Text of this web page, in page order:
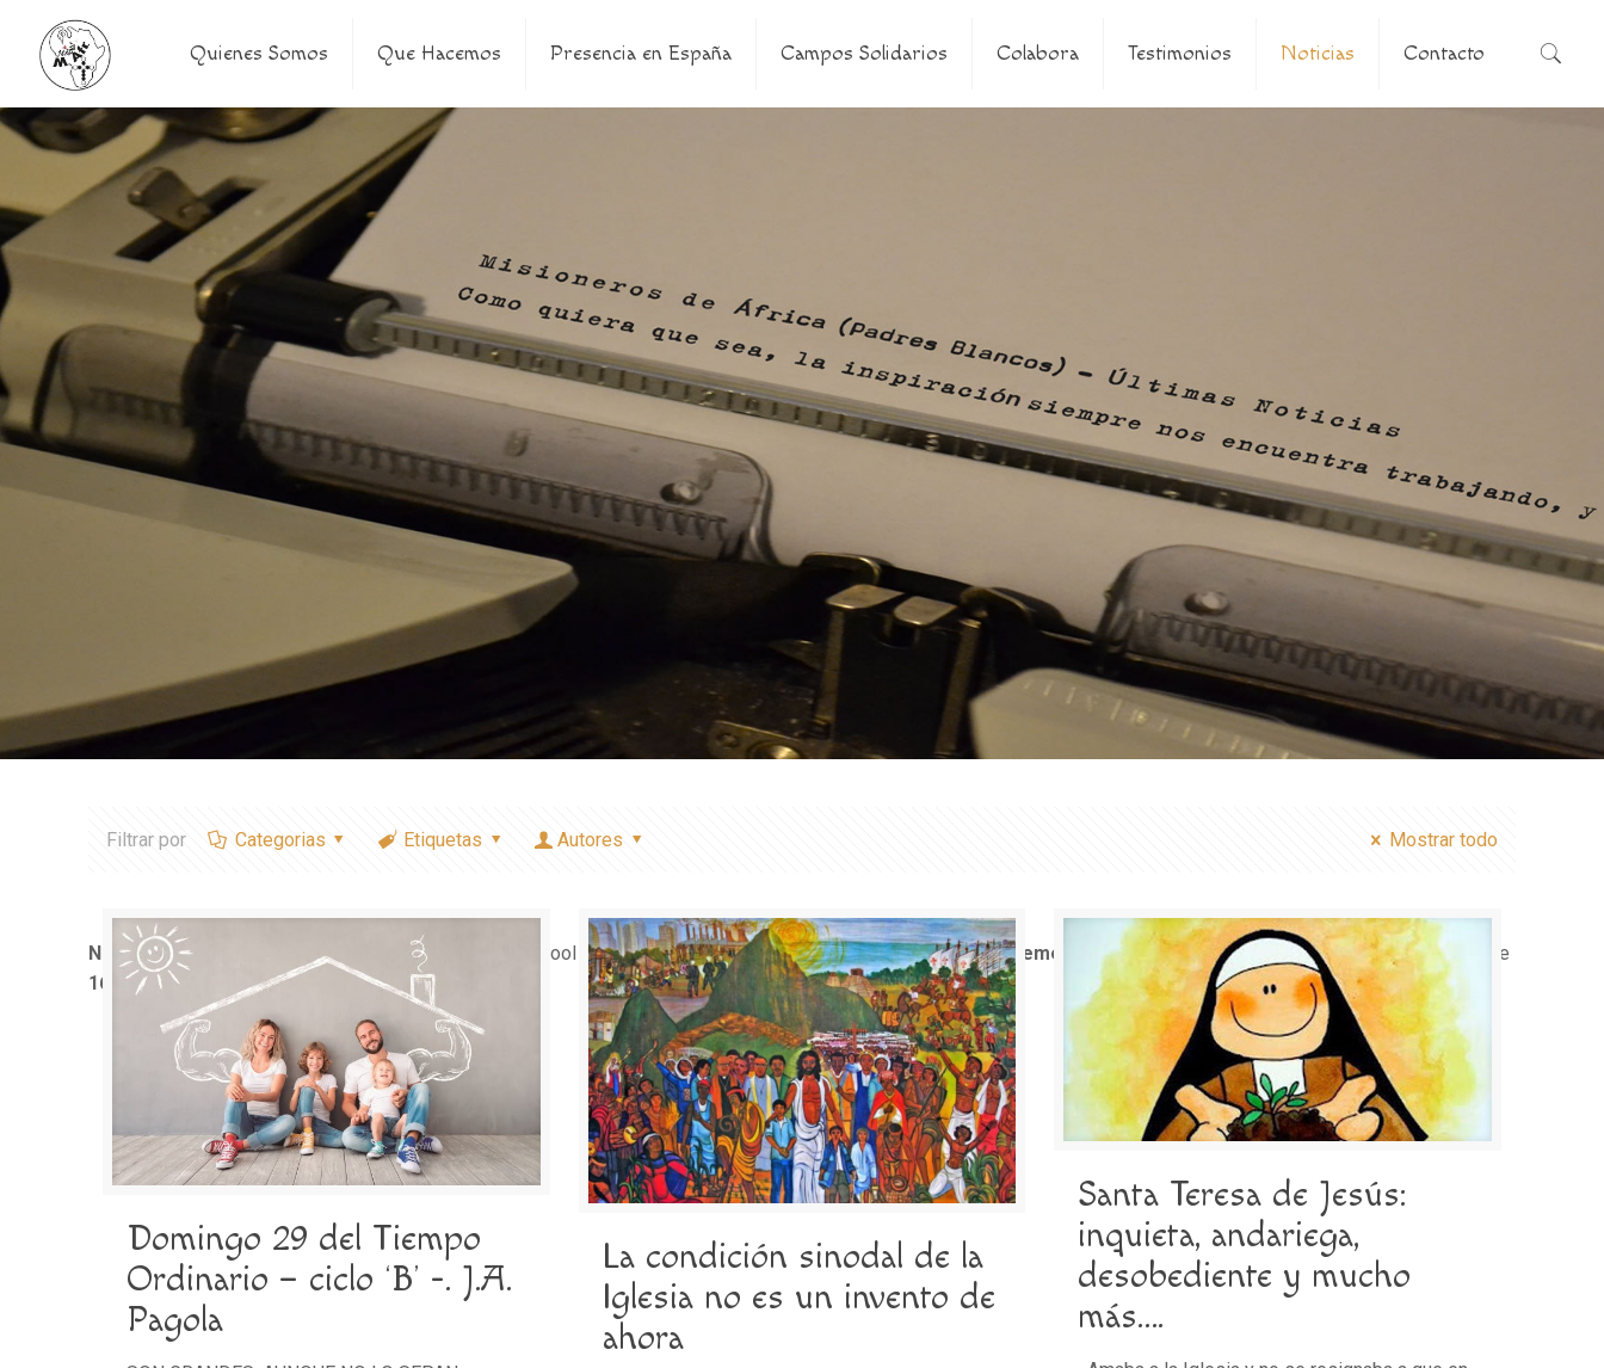
Quienes Somos Que Hacemos Presencia en España Campos Solidarios Colabora Testimonios Noticias Contacto
Filtrar por Categorias Etiquetas Autores Mostrar todo
Notice: Trying to access array offset on value of type bool in/home/misioner/public_html/padresblancos/themes/betheme/functions/theme-functions.php
on line
1611
Domingo 29 del Tiempo
Ordinario – ciclo ‘B’ -. J.A.
Pagola
La condición sinodal de la
Iglesia no es un invento de
ahora
Santa Teresa de Jesús:
inquieta, andariega,
desobediente y mucho
más….